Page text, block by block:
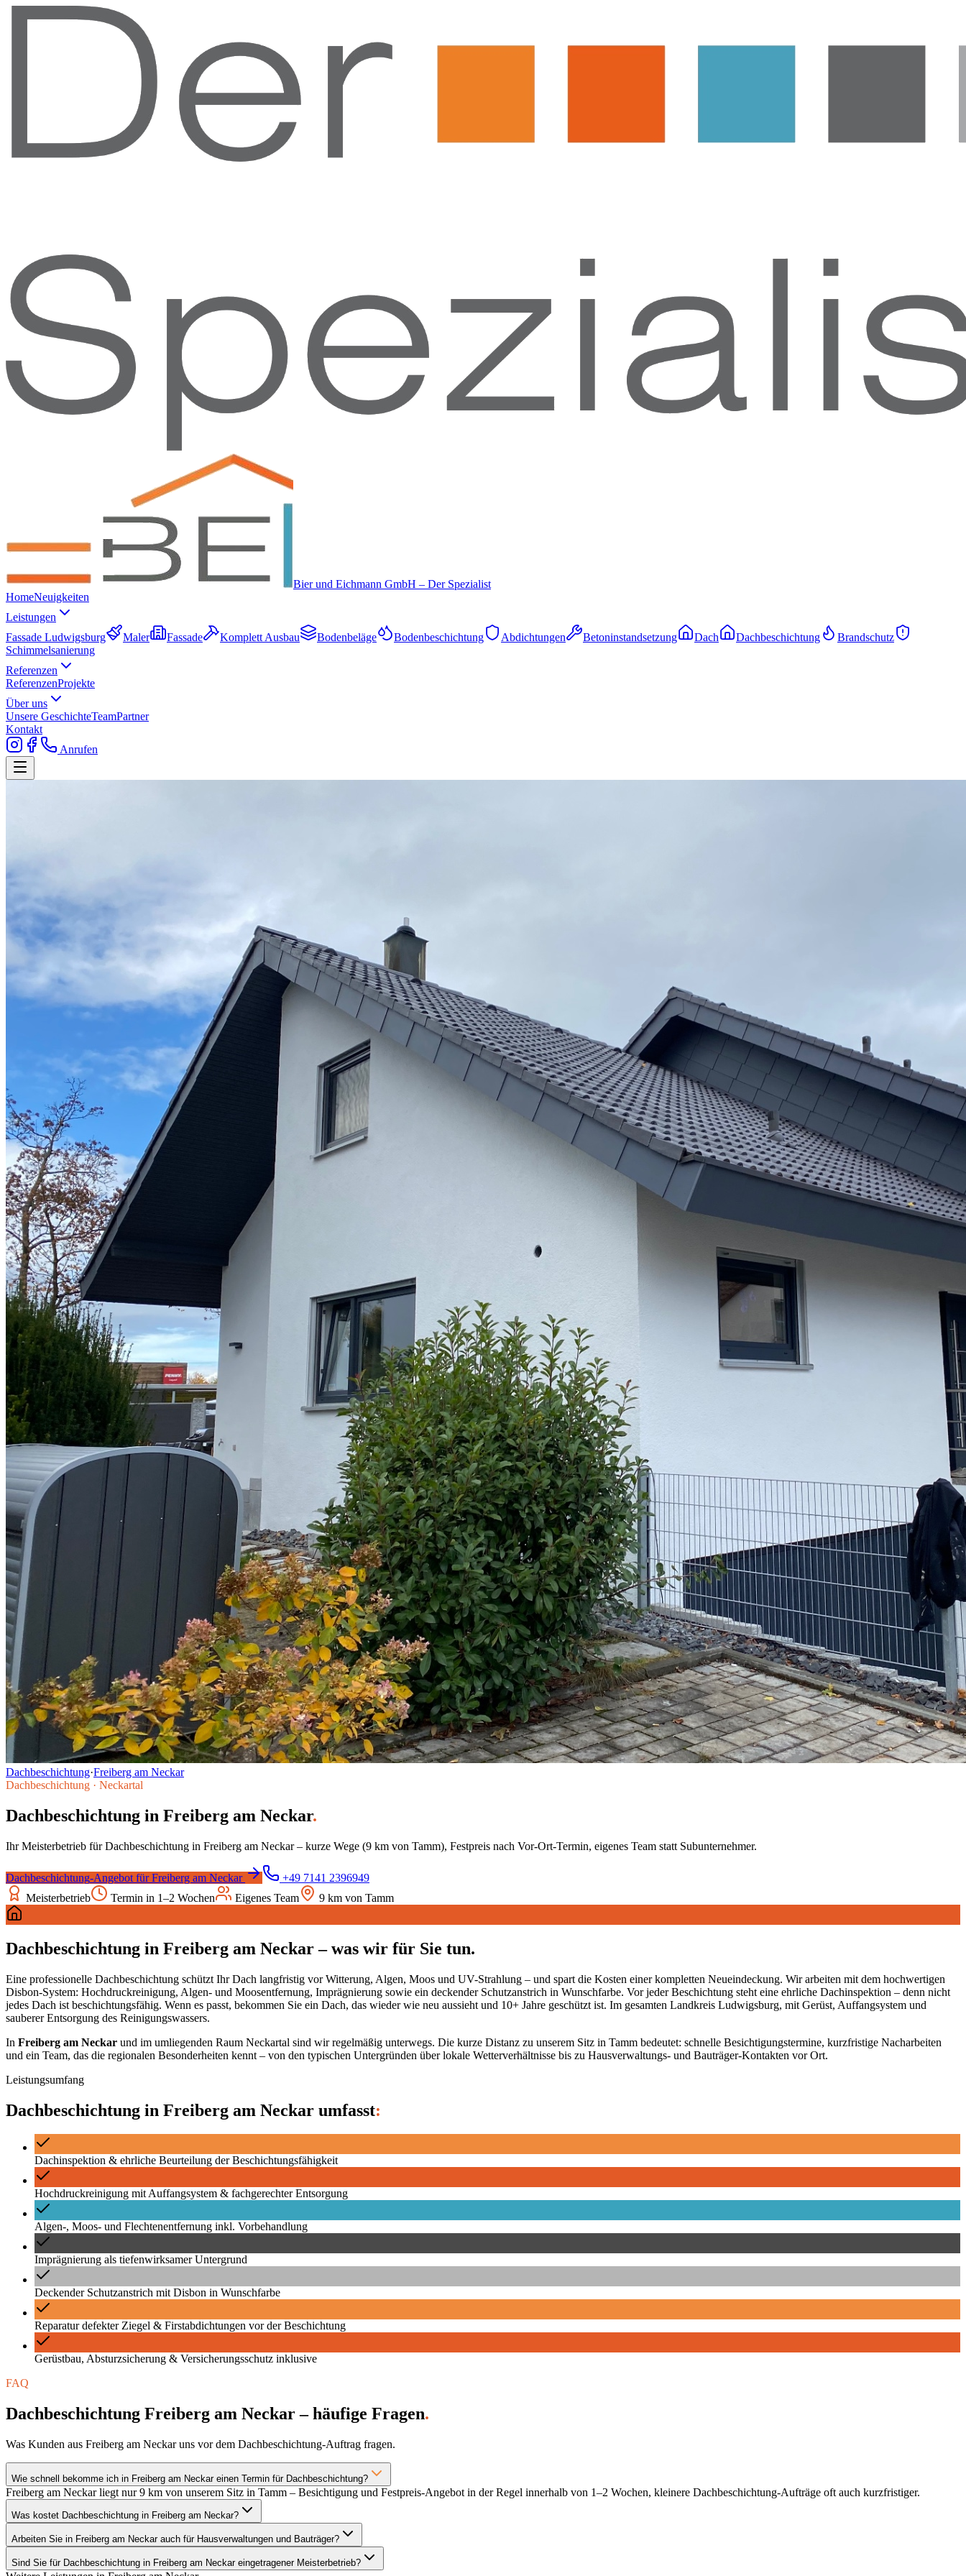
Bier und Eichmann GmbH – Der Spezialist
HomeNeuigkeiten
Leistungen
Fassade Ludwigsburg
Maler Fassade Komplett Ausbau Bodenbeläge Bodenbeschichtung Abdichtungen Betoninstandsetzung Dach Dachbeschichtung
Brandschutz
Schimmelsanierung
Referenzen
ReferenzenProjekte
Über uns
Unsere GeschichteTeamPartner
Kontakt
Anrufen
Dachbeschichtung·Freiberg am Neckar
Dachbeschichtung · Neckartal
Dachbeschichtung in Freiberg am Neckar.
Ihr Meisterbetrieb fürDachbeschichtung in Freiberg am Neckar– kurze Wege (9 km von Tamm), Festpreis nach Vor-Ort-Termin, eigenes Team statt Subunternehmer.
Dachbeschichtung-Angebot fürFreiberg am Neckar
+49 7141 2396949
Meisterbetrieb
Termin in 1–2 Wochen Eigenes Team 9 km von Tamm
Dachbeschichtung in Freiberg am Neckar– was wir für Sie tun.
Eine professionelle Dachbeschichtung schützt Ihr Dach langfristig vor Witterung, Algen, Moos und UV-Strahlung – und spart die Kosten einer kompletten Neueindeckung. Wir arbeiten mit dem hochwertigen
Disbon-System: Hochdruckreinigung, Algen- und Moosentfernung, Imprägnierung sowie ein deckender Schutzanstrich in Wunschfarbe. Vor jeder Beschichtung steht eine ehrliche Dachinspektion – denn nicht
jedes Dach ist beschichtungsfähig. Wenn es passt, bekommen Sie ein Dach, das wieder wie neu aussieht und 10+ Jahre geschützt ist. Im gesamten Landkreis Ludwigsburg, mit Gerüst, Auffangsystem und
sauberer Entsorgung des Reinigungswassers.
In Freiberg am Neckar und im umliegenden Raum Neckartal sind wir regelmäßig unterwegs. Die kurze Distanz zu unserem Sitz in Tamm bedeutet: schnelle Besichtigungstermine, kurzfristige Nacharbeiten
und ein Team, das die regionalen Besonderheiten kennt – von den typischen Untergründen über lokale Wetterverhältnisse bis zu Hausverwaltungs- und Bauträger-Kontakten vor Ort.
Leistungsumfang
Dachbeschichtung in Freiberg am Neckar umfasst:
Dachinspektion & ehrliche Beurteilung der Beschichtungsfähigkeit
Hochdruckreinigung mit Auffangsystem & fachgerechter Entsorgung
Algen-, Moos- und Flechtenentfernung inkl. Vorbehandlung
Imprägnierung als tiefenwirksamer Untergrund
Deckender Schutzanstrich mit Disbon in Wunschfarbe
Reparatur defekter Ziegel & Firstabdichtungen vor der Beschichtung
Gerüstbau, Absturzsicherung & Versicherungsschutz inklusive
FAQ
Dachbeschichtung Freiberg am Neckar – häufige Fragen.
Was Kunden aus Freiberg am Neckar uns vor dem Dachbeschichtung-Auftrag fragen.
Wie schnell bekomme ich in Freiberg am Neckar einen Termin für Dachbeschichtung?
Freiberg am Neckar liegt nur 9 km von unserem Sitz in Tamm – Besichtigung und Festpreis-Angebot in der Regel innerhalb von 1–2 Wochen, kleinere Dachbeschichtung-Aufträge oft auch kurzfristiger.
Was kostet Dachbeschichtung in Freiberg am Neckar?
Arbeiten Sie in Freiberg am Neckar auch für Hausverwaltungen und Bauträger?
Sind Sie für Dachbeschichtung in Freiberg am Neckar eingetragener Meisterbetrieb?